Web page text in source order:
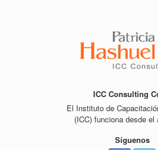
ICC Consulting
El Instituto de
(ICC) funciona desde el
Síguenos